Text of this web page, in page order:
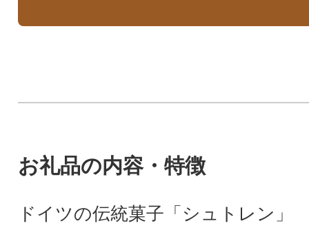
お礼品の内容・特徴
ドイツの伝統菓子「シュトレン」